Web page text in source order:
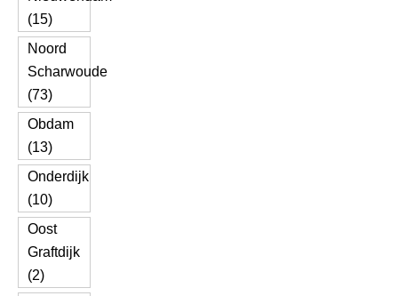
(15)
Noord
Scharwoude
(73)
Obdam
(13)
Onderdijk
(10)
Oost
Graftdijk
(2)